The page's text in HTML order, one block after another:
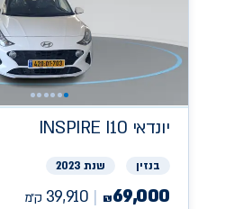
יונדאי INSPIRE I10
בנזין שנת 2023
₪69,000
39,910 ק״מ